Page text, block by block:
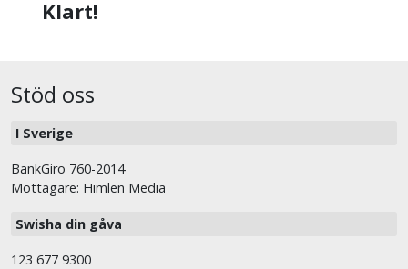
Klart!
Stöd oss
I Sverige
BankGiro 760-2014
Mottagare: Himlen Media
Swisha din gåva
123 677 9300